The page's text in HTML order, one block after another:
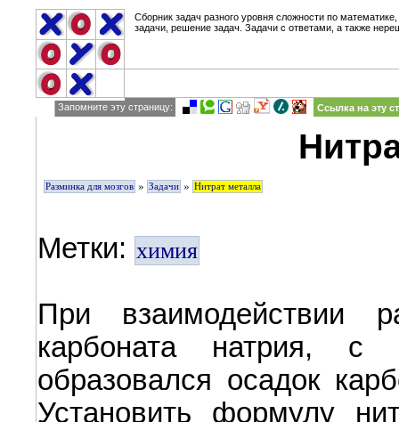
Сборник задач разного уровня сложности по
задачи, решение задач. Задачи с ответами, а также
Запомните эту страницу: Ссылка на эту
Разминка для мозгов » Задачи » Нитрат металла
Метки: химия
При взаимодействии
карбоната натрия, с
образовался осадок
Установить формулу